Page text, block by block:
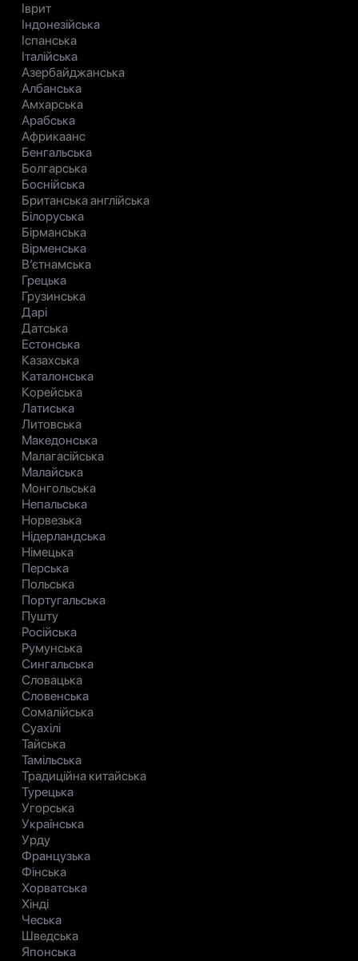
Іврит
Індонезійська
Іспанська
Італійська
Азербайджанська
Албанська
Амхарська
Арабська
Африкаанс
Бенгальська
Болгарська
Боснійська
Британська англійська
Білоруська
Бірманська
Вірменська
В’єтнамська
Грецька
Грузинська
Дарі
Датська
Естонська
Казахська
Каталонська
Корейська
Латиська
Литовська
Македонська
Малагасійська
Малайська
Монгольська
Непальська
Норвезька
Нідерландська
Німецька
Перська
Польська
Португальська
Пушту
Російська
Румунська
Сингальська
Словацька
Словенська
Сомалійська
Суахілі
Тайська
Тамільська
Традиційна китайська
Турецька
Угорська
Українська
Урду
Французька
Фінська
Хорватська
Хінді
Чеська
Шведська
Японська